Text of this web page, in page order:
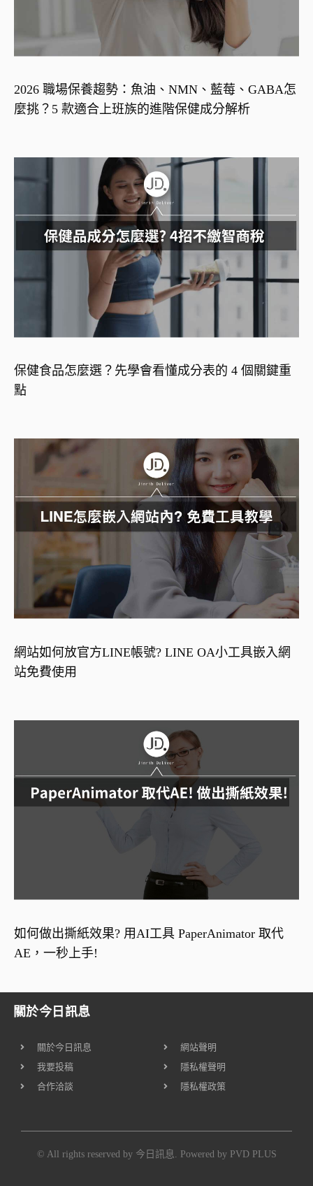
2026 職場保養趨勢：魚油、NMN、藍莓、GABA怎
麼挑？5 款適合上班族的進階保健成分解析
保健食品怎麼選？先學會看懂成分表的 4 個關鍵重
點
網站如何放官方LINE帳號? LINE OA小工具嵌入網
站免費使用
如何做出撕紙效果? 用AI工具 PaperAnimator 取代
AE，一秒上手!
關於今日訊息
關於今日訊息
我要投稿
合作洽談
網站聲明
隱私權聲明
隱私權政策
© All rights reserved by 今日訊息. Powered by PVD PLUS